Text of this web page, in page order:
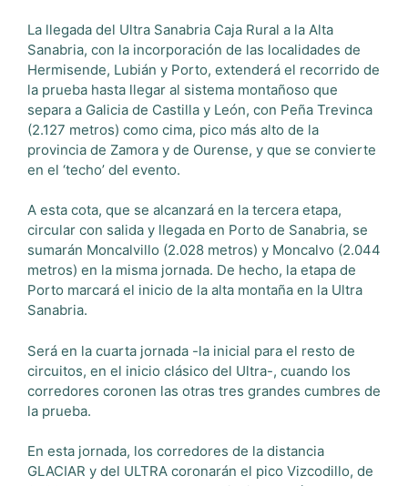
La llegada del Ultra Sanabria Caja Rural a la Alta
Sanabria, con la incorporación de las localidades de
Hermisende, Lubián y Porto, extenderá el recorrido de
la prueba hasta llegar al sistema montañoso que
separa a Galicia de Castilla y León, con Peña Trevinca
(2.127 metros) como cima, pico más alto de la
provincia de Zamora y de Ourense, y que se convierte
en el ‘techo’ del evento.
A esta cota, que se alcanzará en la tercera etapa,
circular con salida y llegada en Porto de Sanabria, se
sumarán Moncalvillo (2.028 metros) y Moncalvo (2.044
metros) en la misma jornada. De hecho, la etapa de
Porto marcará el inicio de la alta montaña en la Ultra
Sanabria.
Será en la cuarta jornada -la inicial para el resto de
circuitos, en el inicio clásico del Ultra-, cuando los
corredores coronen las otras tres grandes cumbres de
la prueba.
En esta jornada, los corredores de la distancia
GLACIAR y del ULTRA coronarán el pico Vizcodillo, de